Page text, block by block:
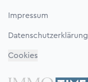
Impressum
Datenschutzerklärung
Cookies